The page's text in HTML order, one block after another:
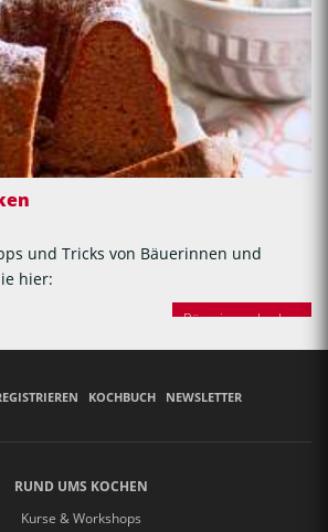
und Tricks von Bäuerinnen und
hier:
Bäuerinnen backen
KOCHBUCH NEWSLETTER
RUND UMS KOCHEN
Kurse & Workshops